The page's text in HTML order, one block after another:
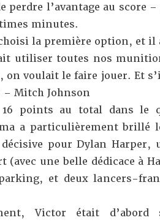
perdre l’avantage au score
minutes.
la première option, et il
utiliser toutes nos
on voulait le faire jouer. Et
– Mitch Johnson
16 points au total dans le
a particulièrement brillé
décisive pour Dylan
(avec une belle dédicace à
et deux lancers-
Victor était